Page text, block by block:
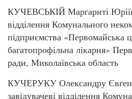
КУЧЕВСЬКІЙ Маргариті
відділення Комунального
підприємства «Первомайська
багатопрофільна лікарня»
ради, Миколаївська область
КУЧЕРУКУ Олександру
завідувачеві відділення